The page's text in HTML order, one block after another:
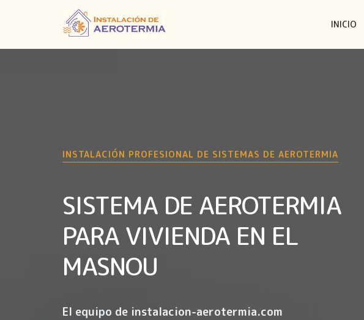
INICIO
INSTALACIÓN PROFESIONAL DE SISTEMAS DE AEROTERMIA
SISTEMA DE AEROTERMIA
PARA VIVIENDA EN EL
MASNOU
El equipo de instalacion-aerotermia.com